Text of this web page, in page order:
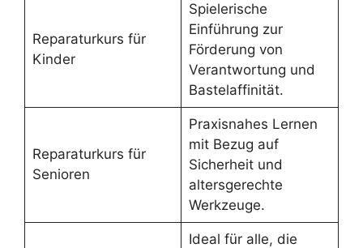
Reparaturkurs für
Kinder
Spielerische
Einführung zur
Förderung von
Verantwortung und
Bastelaffinität.
Reparaturkurs für
Senioren
Praxisnahes Lernen
mit Bezug auf
Sicherheit und
altersgerechte
Werkzeuge.
Ideal für alle, die